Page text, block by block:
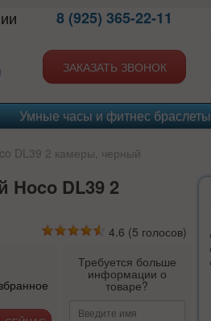
8 (925) 365-22-11
ЗАКАЗАТЬ ЗВОНОК
Умные часы и фитнес браслеты
DL39 2 камеры, черный
Hoco DL39 2
4.6 (5 голосов)
Требуется больше
информации о
товаре?